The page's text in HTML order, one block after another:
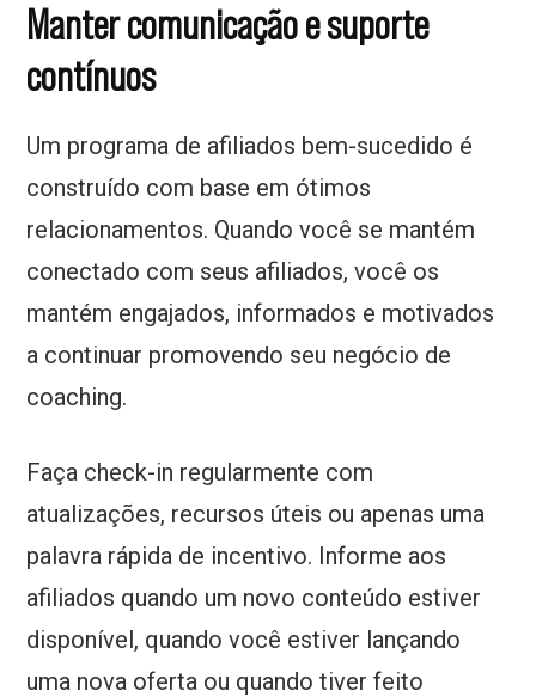
Manter comunicação e suporte
contínuos
Um programa de afiliados bem-sucedido é
construído com base em ótimos
relacionamentos. Quando você se mantém
conectado com seus afiliados, você os
mantém engajados, informados e motivados
a continuar promovendo seu negócio de
coaching.
Faça check-in regularmente com
atualizações, recursos úteis ou apenas uma
palavra rápida de incentivo. Informe aos
afiliados quando um novo conteúdo estiver
disponível, quando você estiver lançando
uma nova oferta ou quando tiver feito